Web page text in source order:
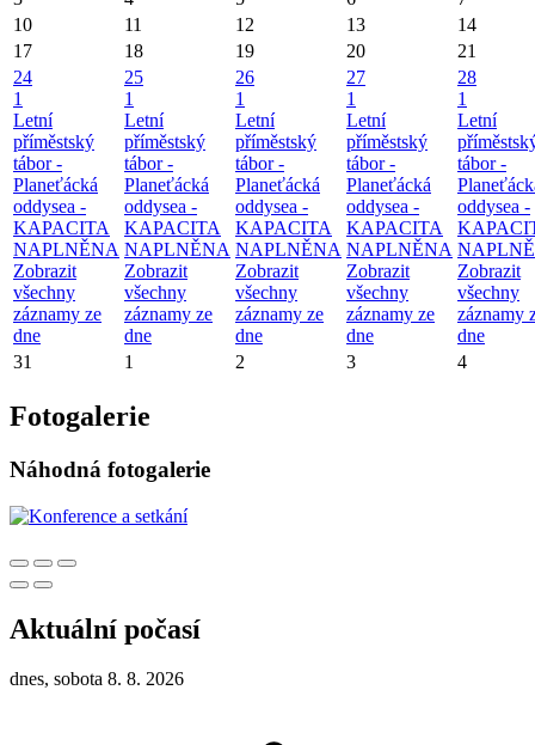
10
11 12 13
14
17
18 19 20
21
24
1
Letní
příměstský
tábor -
Planeťácká
oddysea -
KAPACITA
NAPLNĚNA
Zobrazit
všechny
záznamy ze
dne
25
1
Letní
příměstský
tábor -
Planeťácká
oddysea -
KAPACITA
NAPLNĚNA
Zobrazit
všechny
záznamy ze
dne
26
1
Letní
příměstský
tábor -
Planeťácká
oddysea -
KAPACITA
NAPLNĚNA
Zobrazit
všechny
záznamy ze
dne
27
1
Letní
příměstský
tábor -
Planeťácká
oddysea -
KAPACITA
NAPLNĚNA
Zobrazit
všechny
záznamy ze
dne
28
1
Letní
tábor -
oddysea -
Zobrazit
všechny
záznamy
dne
31
1 2 3 4
Fotogalerie
Náhodná fotogalerie
Aktuální počasí
dnes, sobota 8. 8. 2026